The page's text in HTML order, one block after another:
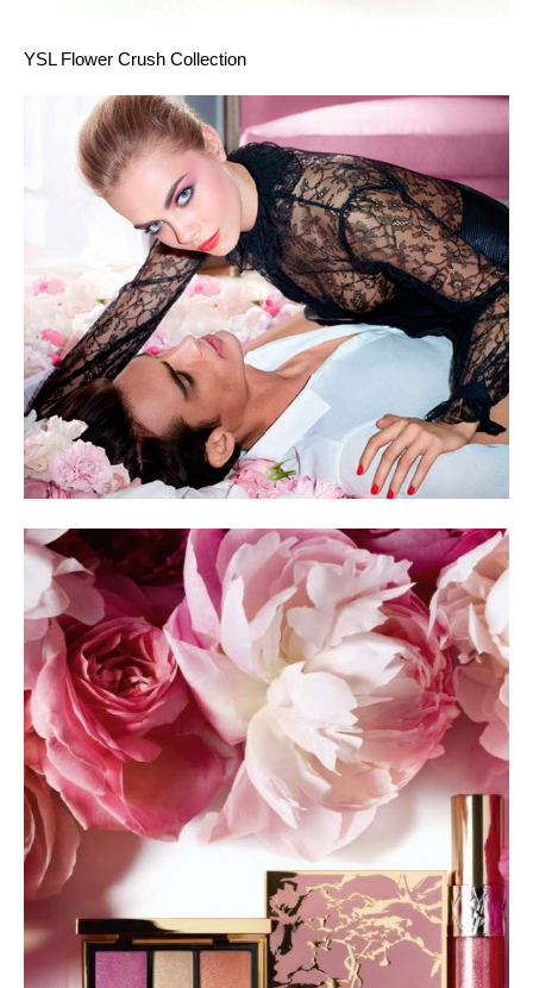
YSL Flower Crush Collection